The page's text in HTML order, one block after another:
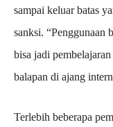
sampai keluar batas
sanksi. “Penggunaan
bisa jadi
balapan di ajang
Terlebih beberapa